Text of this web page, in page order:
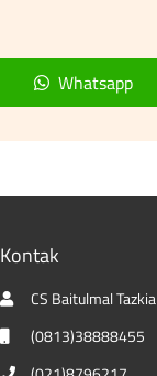
Whatsapp
Kontak
CS Baitulmal Tazkia
(0813)38888455